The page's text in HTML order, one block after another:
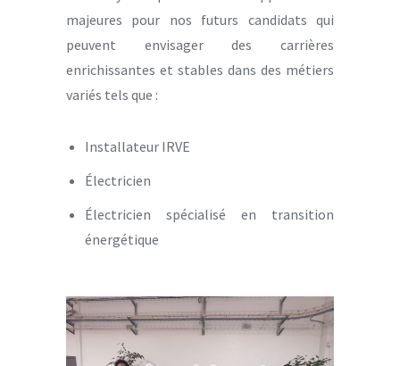
majeures pour nos futurs candidats qui
peuvent envisager des carrières
enrichissantes et stables dans des métiers
variés tels que :
Installateur IRVE
Électricien
Électricien spécialisé en transition
énergétique